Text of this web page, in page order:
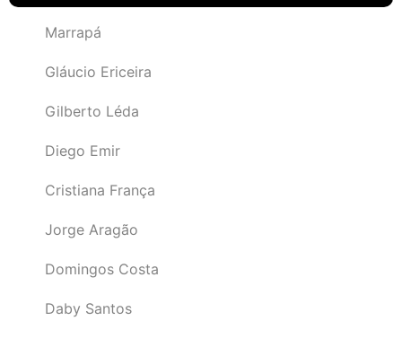
Marrapá
Gláucio Ericeira
Gilberto Léda
Diego Emir
Cristiana França
Jorge Aragão
Domingos Costa
Daby Santos